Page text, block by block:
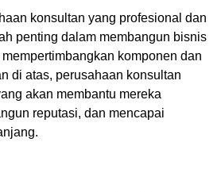
konsultan yang profesional dan
penting dalam membangun bisnis
komponen dan
di atas, perusahaan konsultan
akan membantu mereka
reputasi, dan mencapai